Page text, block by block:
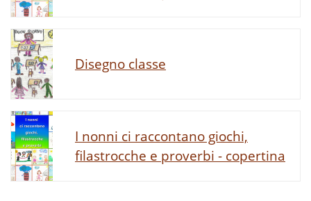
Disegno classe
I nonni ci raccontano giochi,
filastrocche e proverbi - copertina